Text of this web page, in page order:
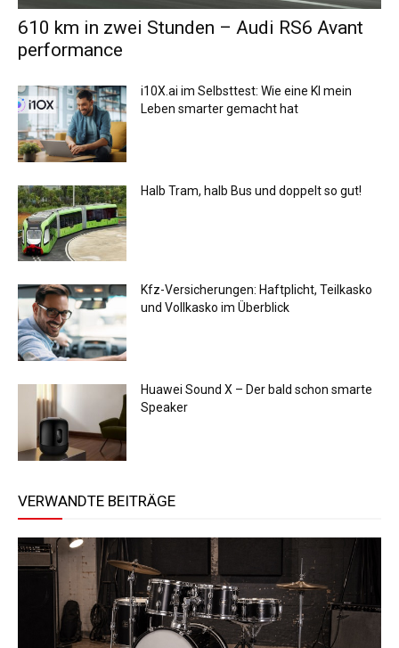
610 km in zwei Stunden – Audi RS6 Avant
performance
i10X.ai im Selbsttest: Wie eine KI mein
Leben smarter gemacht hat
Halb Tram, halb Bus und doppelt so gut!
Kfz-Versicherungen: Haftplicht, Teilkasko
und Vollkasko im Überblick
Huawei Sound X – Der bald schon smarte
Speaker
VERWANDTE BEITRÄGE